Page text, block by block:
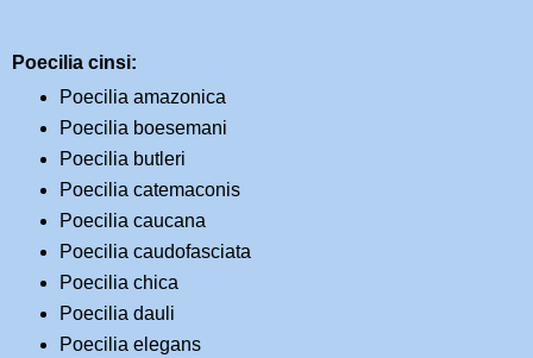
Poecilia cinsi:
Poecilia amazonica
Poecilia boesemani
Poecilia butleri
Poecilia catemaconis
Poecilia caucana
Poecilia caudofasciata
Poecilia chica
Poecilia dauli
Poecilia elegans